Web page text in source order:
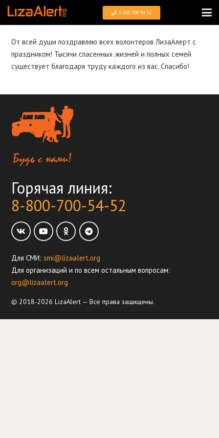
8 800 700 54 52
От всей души поздравляю всех волонтеров ЛизаАлерт с
праздником! Тысячи спасенных жизней и полных семей
существует благодаря труду каждого из вас. Спасибо!
Горячая линия:
8-800-700-54-52
Для СМИ: smi@lizaalert.org
Для организаций и по всем остальным вопросам:
org@lizaalert.org
© 2018-2026 LizaAlert — Все права защищены.